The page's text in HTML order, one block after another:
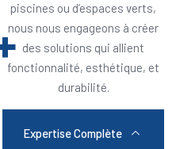
piscines ou d’espaces verts,
nous nous engageons à créer
des solutions qui allient
fonctionnalité, esthétique, et
durabilité.
Expertise Complète